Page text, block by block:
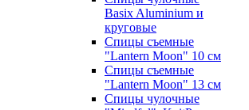
Basix Aluminium и
круговые
Спицы съемные
"Lantern Moon" 10 см
Спицы съемные
"Lantern Moon" 13 см
Спицы чулочные